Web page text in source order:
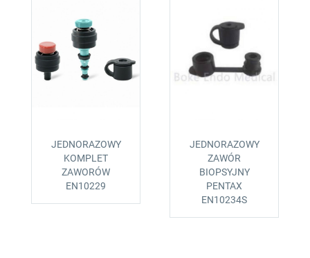
JEDNORAZOWY
KOMPLET
ZAWORÓW
EN10229
JEDNORAZOWY
ZAWÓR
BIOPSYJNY
PENTAX
EN10234S